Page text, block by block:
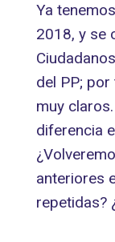
Ya
2018, y se
del PP;
muy
diferencia
anteriores
repetidas?